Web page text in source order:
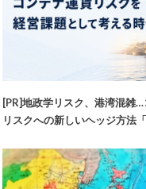
[PR]地政学リスク、港湾混雑
リスクへの新しいヘッジ方法